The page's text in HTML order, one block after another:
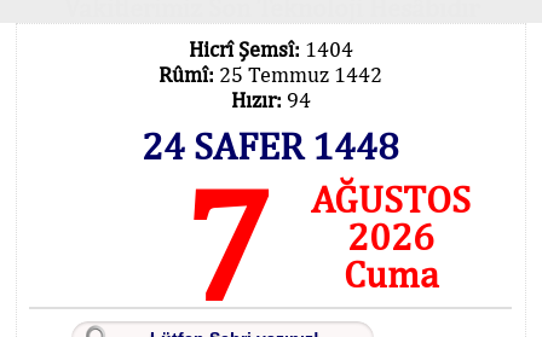
Hicrî Şemsî: 1404
Rûmî: 25 Temmuz 1442
Hızır: 94
24 SAFER 1448
7
AĞUSTOS
2026
Cuma